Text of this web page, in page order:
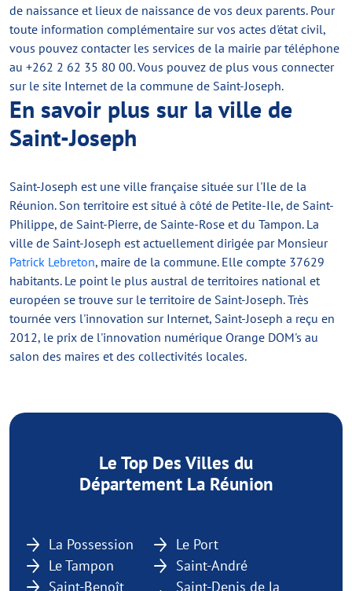
de naissance et lieux de naissance de vos deux parents. Pour
toute information complémentaire sur vos actes d'état civil,
vous pouvez contacter les services de la mairie par téléphone
au +262 2 62 35 80 00. Vous pouvez de plus vous connecter
sur le site Internet de la commune de Saint-Joseph.
En savoir plus sur la ville de
Saint-Joseph
Saint-Joseph est une ville française située sur l'Ile de la
Réunion. Son territoire est situé à côté de Petite-Ile, de Saint-
Philippe, de Saint-Pierre, de Sainte-Rose et du Tampon. La
ville de Saint-Joseph est actuellement dirigée par Monsieur
Patrick Lebreton, maire de la commune. Elle compte 37629
habitants. Le point le plus austral de territoires national et
européen se trouve sur le territoire de Saint-Joseph. Très
tournée vers l'innovation sur Internet, Saint-Joseph a reçu en
2012, le prix de l'innovation numérique Orange DOM's au
salon des maires et des collectivités locales.
Le Top Des Villes du
Département La Réunion
La Possession
Le Port
Le Tampon
Saint-André
Saint-Benoît
Saint-Denis de la